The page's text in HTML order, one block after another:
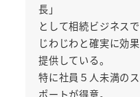
長」
として相続ビジネス
じわじわと確実に効
提供している。
特に社員５人未満の